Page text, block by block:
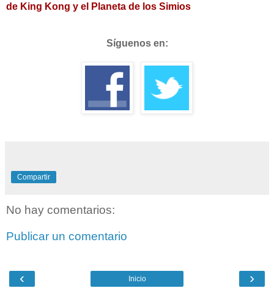
de King Kong y el Planeta de los Simios
Síguenos en:
Compartir
No hay comentarios:
Publicar un comentario
‹ ›
Inicio